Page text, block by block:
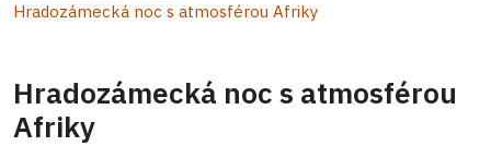
Hradozámecká noc s atmosférou Afriky
Hradozámecká noc s atmosférou
Afriky